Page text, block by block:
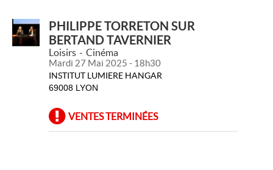
PHILIPPE TORRETON SUR
BERTAND TAVERNIER
Loisirs Cinéma
Mardi 27 Mai 2025 - 18h30
INSTITUT LUMIERE HANGAR
69008 LYON
VENTES TERMINÉES